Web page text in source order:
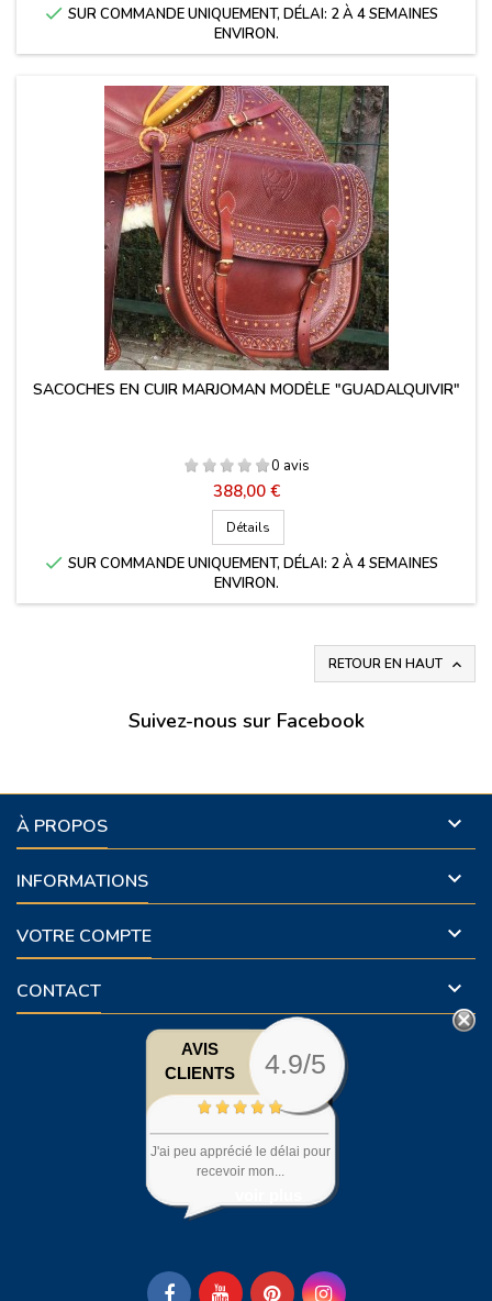
 SUR COMMANDE UNIQUEMENT, DÉLAI: 2 À 4 SEMAINES
ENVIRON.
SACOCHES EN CUIR MARJOMAN MODÈLE "GUADALQUIVIR"
0 avis
Prix
388,00 €
Détails
 SUR COMMANDE UNIQUEMENT, DÉLAI: 2 À 4 SEMAINES
ENVIRON.
RETOUR EN HAUT 
Suivez-nous sur Facebook
À PROPOS 
INFORMATIONS 
VOTRE COMPTE 
CONTACT 
AVIS
CLIENTS
4.9/5
J'ai peu apprécié le délai pour
recevoir mon...